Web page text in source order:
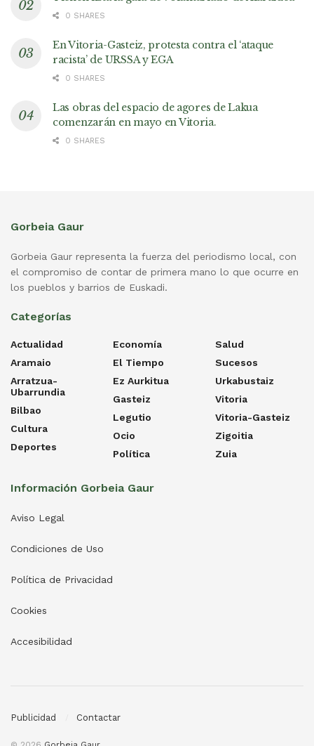
0 SHARES
En Vitoria-Gasteiz, protesta contra el ‘ataque
racista’ de URSSA y EGA
0 SHARES
Las obras del espacio de agores de Lakua
comenzarán en mayo en Vitoria.
0 SHARES
Gorbeia Gaur
Gorbeia Gaur representa la fuerza del periodismo local, con
el compromiso de contar de primera mano lo que ocurre en
los pueblos y barrios de Euskadi.
Categorías
Actualidad
Aramaio
Arratzua-
Ubarrundia
Bilbao
Cultura
Deportes
Economía
El Tiempo
Ez Aurkitua
Gasteiz
Legutio
Ocio
Política
Salud
Sucesos
Urkabustaiz
Vitoria
Vitoria-Gasteiz
Zigoitia
Zuia
Información Gorbeia Gaur
Aviso Legal
Condiciones de Uso
Política de Privacidad
Cookies
Accesibilidad
Publicidad Contactar